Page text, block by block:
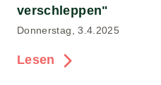
verschleppen"
Donnerstag, 3.4.2025
Lesen